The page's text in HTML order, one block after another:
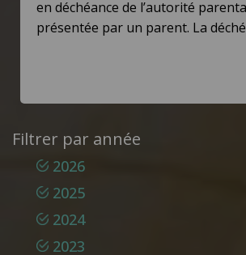
en déchéance de l’autorité
présentée par un parent. La
Filtrer par année
2026
2025
2024
2023